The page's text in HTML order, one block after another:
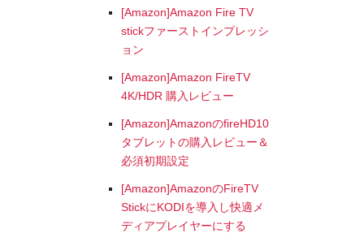
[Amazon]Amazon Fire TV
stickファーストインプレッシ
ョン
[Amazon]Amazon FireTV
4K/HDR 購入レビュー
[Amazon]AmazonのfireHD10
タブレットの購入レビュー＆
必須初期設定
[Amazon]AmazonのFireTV
StickにKODIを導入し快適メ
ディアプレイヤーにする